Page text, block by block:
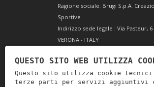
Ragione sociale: Brugi S.p.A.
Sportive
Indirizzo sede legale : Via Pasteur, 6
VERONA - ITALY
Codice Fiscale e Iscrizione Reg.
0051416 024 1
REA 166179 Verona -Cap. Soc. €
QUESTO SITO WEB UTILIZZA
Questo sito utilizza cookie
terze parti per servizi aggiuntivi